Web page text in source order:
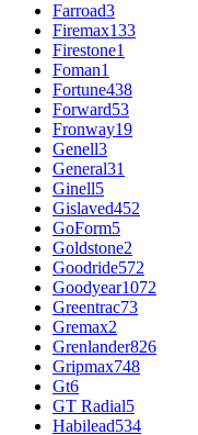
Farroad3
Firemax133
Firestone1
Foman1
Fortune438
Forward53
Fronway19
Genell3
General31
Ginell5
Gislaved452
GoForm5
Goldstone2
Goodride572
Goodyear1072
Greentrac73
Gremax2
Grenlander826
Gripmax748
Gt6
GT Radial5
Habilead534